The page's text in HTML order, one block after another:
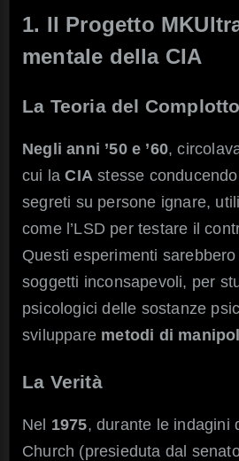
1. Il Progetto
mentale della CIA
La Teoria del Complotto
Negli anni ’50 e ’60,
cui laCIA stesse
segreti su persone ignare,
come l’LSD per testare il
Questi esperimenti
soggetti inconsapevoli, per
psicologici delle sostanze
sviluppare metodi di
La Verità
Nel 1975, durante le indagini
Church (presieduta dal